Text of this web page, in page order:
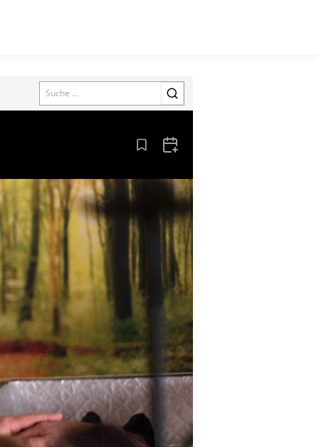
Search
Aus den Lesezeichen entfernen
Zum Kalender hinzufügen